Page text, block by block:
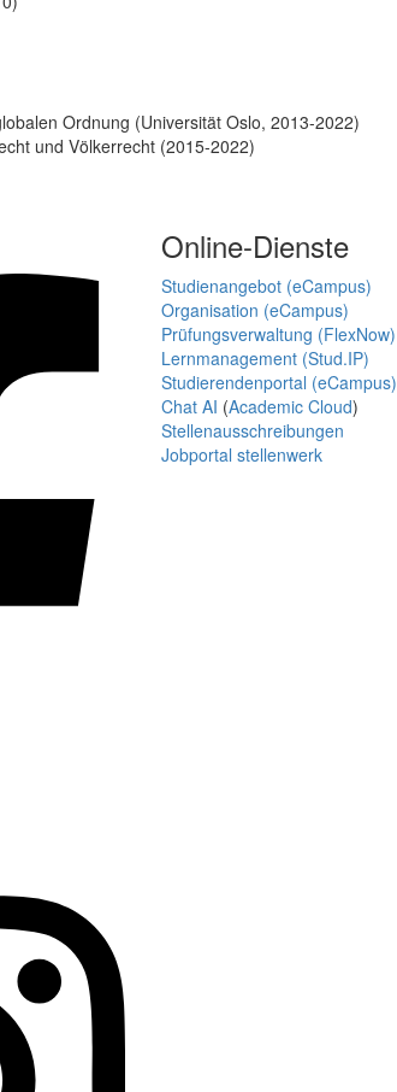
Ordnung (Universität Oslo, 2013-2022)
und Völkerrecht (2015-2022)
Online-Dienste
Studienangebot (eCampus)
Organisation (eCampus)
Prüfungsverwaltung (FlexNow)
Lernmanagement (Stud.IP)
Studierendenportal (eCampus)
Chat AI (Academic Cloud)
Stellenausschreibungen
Jobportal stellenwerk